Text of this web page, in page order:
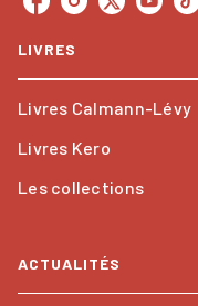
LIVRES
Livres Calmann-Lévy
Livres Kero
Les collections
ACTUALITÉS